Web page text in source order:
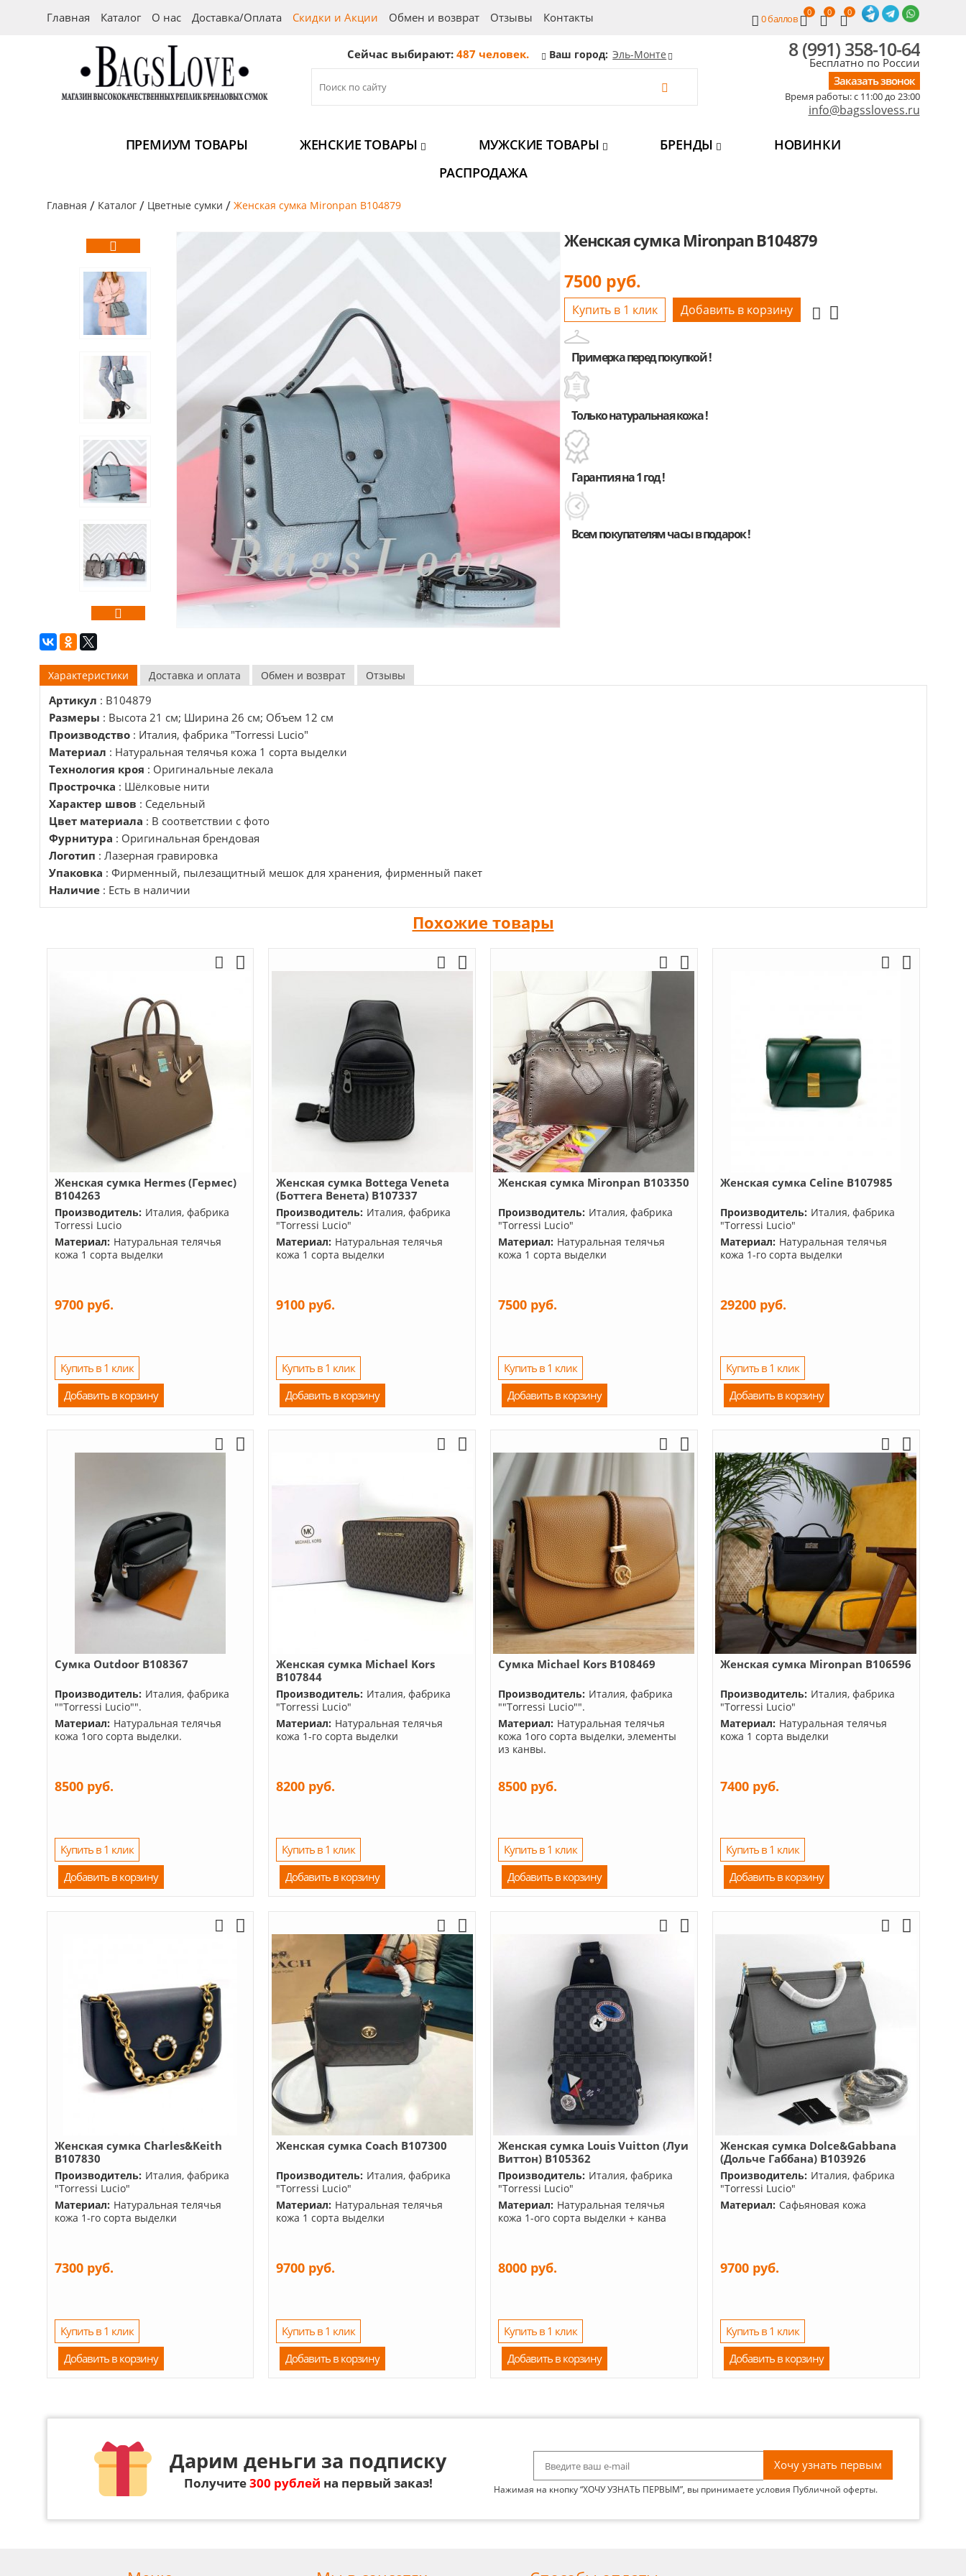
Главная Каталог О нас Доставка/Оплата Скидки и Акции Обмен и возврат Отзывы Контакты 0баллов
0 0 0
Сейчас выбирают:487 человек. Ваш город: Эль-Монте 8 (991) 358-10-64
Бесплатно по России
Заказать звонок
Время работы: c 11:00 до 23:00
info@bagsslovess.ru
ПРЕМИУМ ТОВАРЫ ЖЕНСКИЕ ТОВАРЫ МУЖСКИЕ ТОВАРЫ БРЕНДЫ
НОВИНКИ
РАСПРОДАЖА
Главная / Каталог / Цветные сумки / Женская сумка Mironpan B104879
Женская сумка Mironpan B104879
7500руб.
Купить в 1 клик Добавить в корзину
Примерка перед покупкой !
Только натуральная кожа !
Гарантия на 1 год !
Всем покупателямчасыв подарок !
Характеристики Доставка и оплата Обмен и возврат Отзывы
Артикул : B104879
Размеры : Высота 21 см; Ширина 26 см; Объем 12 см
Производство : Италия, фабрика "Torressi Lucio"
Материал : Натуральная телячья кожа 1 сорта выделки
Технология кроя : Оригинальные лекала
Прострочка : Шёлковые нити
Характер швов : Седельный
Цвет материала : В соответствии с фото
Фурнитура : Оригинальная брендовая
Логотип : Лазерная гравировка
Упаковка : Фирменный, пылезащитный мешок для хранения, фирменный пакет
Наличие : Есть в наличии
Похожие товары
Женская сумка Hermes (Гермес)
B104263
Производитель: Италия, фабрика
Torressi Lucio
Материал: Натуральная телячья
кожа 1 сорта выделки
9700 руб.
Купить в 1 клик
Добавить в корзину
Женская сумка Bottega Veneta
(Боттега Венета) B107337
Производитель: Италия, фабрика
"Torressi Lucio"
Материал: Натуральная телячья
кожа 1 сорта выделки
9100 руб.
Купить в 1 клик
Добавить в корзину
Женская сумка Mironpan B103350
Производитель: Италия, фабрика
"Torressi Lucio"
Материал: Натуральная телячья
кожа 1 сорта выделки
7500 руб.
Купить в 1 клик
Добавить в корзину
Женская сумка Celine B107985
Производитель: Италия, фабрика
"Torressi Lucio"
Материал: Натуральная телячья
кожа 1-го сорта выделки
29200 руб.
Купить в 1 клик
Добавить в корзину
Сумка Outdoor B108367
Производитель: Италия, фабрика
""Torressi Lucio"".
Материал: Натуральная телячья
кожа 1ого сорта выделки.
8500 руб.
Купить в 1 клик
Добавить в корзину
Женская сумка Michael Kors
B107844
Производитель: Италия, фабрика
"Torressi Lucio"
Материал: Натуральная телячья
кожа 1-го сорта выделки
8200 руб.
Купить в 1 клик
Добавить в корзину
Сумка Michael Kors B108469
Производитель: Италия, фабрика
""Torressi Lucio"".
Материал: Натуральная телячья
кожа 1ого сорта выделки, элементы
из канвы.
8500 руб.
Купить в 1 клик
Добавить в корзину
Женская сумка Mironpan B106596
Производитель: Италия, фабрика
"Torressi Lucio"
Материал: Натуральная телячья
кожа 1 сорта выделки
7400 руб.
Купить в 1 клик
Добавить в корзину
Женская сумка Charles&Keith
B107830
Производитель: Италия, фабрика
"Torressi Lucio"
Материал: Натуральная телячья
кожа 1-го сорта выделки
7300 руб.
Купить в 1 клик
Добавить в корзину
Женская сумка Coach B107300
Производитель: Италия, фабрика
"Torressi Lucio"
Материал: Натуральная телячья
кожа 1 сорта выделки
9700 руб.
Купить в 1 клик
Добавить в корзину
Женская сумка Louis Vuitton (Луи
Виттон) B105362
Производитель: Италия, фабрика
"Torressi Lucio"
Материал: Натуральная телячья
кожа 1-ого сорта выделки + канва
8000 руб.
Купить в 1 клик
Добавить в корзину
Женская сумка Dolce&Gabbana
(Дольче Габбана) B103926
Производитель: Италия, фабрика
"Torressi Lucio"
Материал: Сафьяновая кожа
9700 руб.
Купить в 1 клик
Добавить в корзину
Дарим деньги за подписку
Получите300 рублей на первый заказ! Нажимая на кнопку “ХОЧУ УЗНАТЬ ПЕРВЫМ”, вы принимаете условия Публичной оферты.